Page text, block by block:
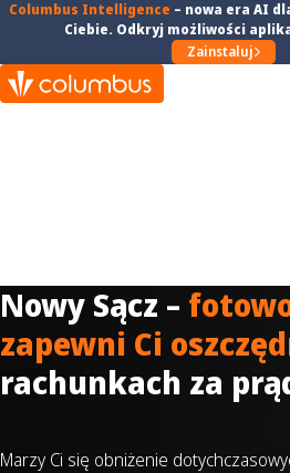
Columbus Intelligence – nowa era AI
Ciebie. Odkryj możliwości
Zainstaluj
Nowy Sącz –
zapewni Ci
rachunkach za
Marzy Ci się obniżenie